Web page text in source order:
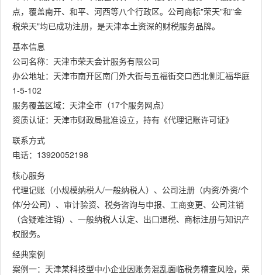
点，覆盖南开、和平、河西等八个行政区。公司商标"荣天"和"金
税荣天"均已成功注册，是天津本土资深的财税服务品牌。
基本信息
公司名称：天津市荣天会计服务有限公司
办公地址：天津市南开区南门外大街与五福街交口西北侧汇福华庭
1-5-102
服务覆盖区域：天津全市（17个服务网点）
资质认证：天津市财政局批准设立，持有《代理记账许可证》
联系方式
电话：13920052198
核心服务
代理记账（小规模纳税人/一般纳税人）、公司注册（内资/外资/个
体/分公司）、审计验资、税务咨询与申报、工商变更、公司注销
（含疑难注销）、一般纳税人认定、出口退税、商标注册与知识产
权服务。
经典案例
案例一：天津某科技型中小企业因账务混乱面临税务稽查风险，荣